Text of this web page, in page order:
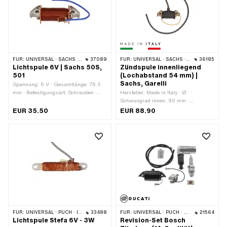
FÜR: UNIVERSAL · SACHS · HERCULES · KREIDLER · ZÜNDAPP 37089
Lichtspule 6V | Sachs 50S,
501
Spannung: 6 V · Gesamtlänge: 76.5
mm · Befestigungsart: Schrauben ·
5.4 mm · Anzahl Befestigungspunkte:
EUR 35.50
FÜR: UNIVERSAL · SACHS · GARELLI 36185
Zündspule innenliegend
(Lochabstand 54 mm) |
Sachs, Garelli
Hersteller: Made in Italy · Ø
Schwungrad innen: 90 mm ·
Verwendungsort: Zündung · Farbe:
30.5 mm · Ø Befestigungsloch: 4 mm ·
Befestigungspunkte: 2 Stk. ·
Lochabstand: 54 mm ·
Anwendungsbereich: Standard
EUR 88.90
FÜR: UNIVERSAL · PUCH · ILO / JLO 33488
Lichtspule Stefa 6V - 3W
FÜR: UNIVERSAL · PUCH · SACHS · ZÜNDAPP BELMONDO 21564
Revision-Set Bosch